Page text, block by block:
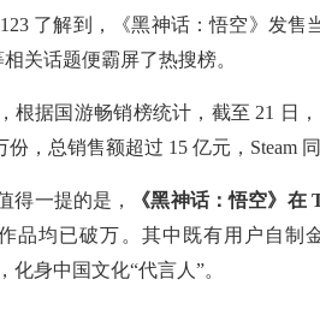
了解到，《黑神话：悟空》发售
关话题便霸屏了热搜榜。
根据国游畅销榜统计，截至 21 日
份，总销售额超过 15 亿元，Steam
得一提的是， 《黑神话：悟空》
品均已破万。其中既有用户自制
化身中国文化“代言人”。